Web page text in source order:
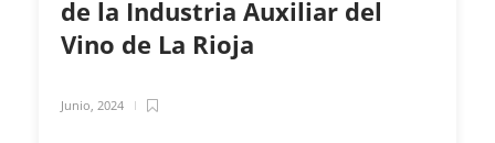
de la Industria Auxiliar del
Vino de La Rioja
Junio, 2024